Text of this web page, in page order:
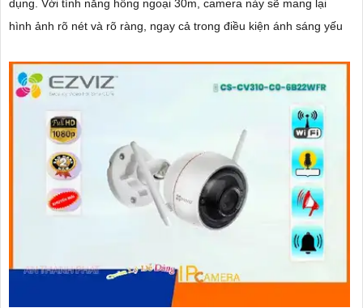
dụng. Với tính năng hồng ngoại 30m, camera này sẽ mang lại
hình ảnh rõ nét và rõ ràng, ngay cả trong điều kiện ánh sáng yếu